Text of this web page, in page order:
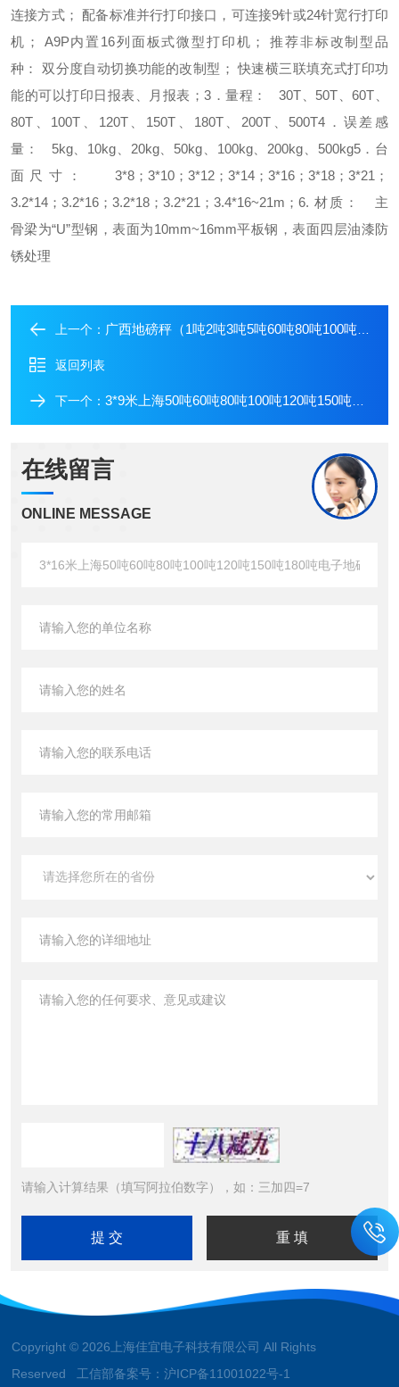
连接方式；配备标准并行打印接口，可连接9针或24针宽行打印
机； A9P内置16列面板式微型打印机；推荐非标改制型品
种： 双分度自动切换功能的改制型；快速横三联填充式打印功
能的可以打印日报表、月报表；3．量程：
30T、50T、60T、
80T、100T、120T、150T、180T、200T、500T4．误差感
量：
5kg、10kg、20kg、50kg、100kg、200kg、500kg5．台
面尺寸：
3*8；3*10；3*12；3*14；3*16；3*18；3*21；
3.2*14；3.2*16；3.2*18；3.2*21；3.4*16~21m； 6. 材质：
主
骨梁为“U”型钢，表面为10mm~16mm平板钢，表面四层油漆防
锈处理
上一个： 广西地磅秤（1吨2吨3吨5吨60吨80吨100吨）电子地磅价格
返回列表
下一个： 3*9米上海50吨60吨80吨100吨120吨150吨180吨电子地磅
在线留言
ONLINE MESSAGE
请输入计算结果（填写阿拉伯数字），如：三加四=7
Copyright © 2026上海佳宜电子科技有限公司 All Rights
Reserved 工信部备案号：沪ICP备11001022号-1